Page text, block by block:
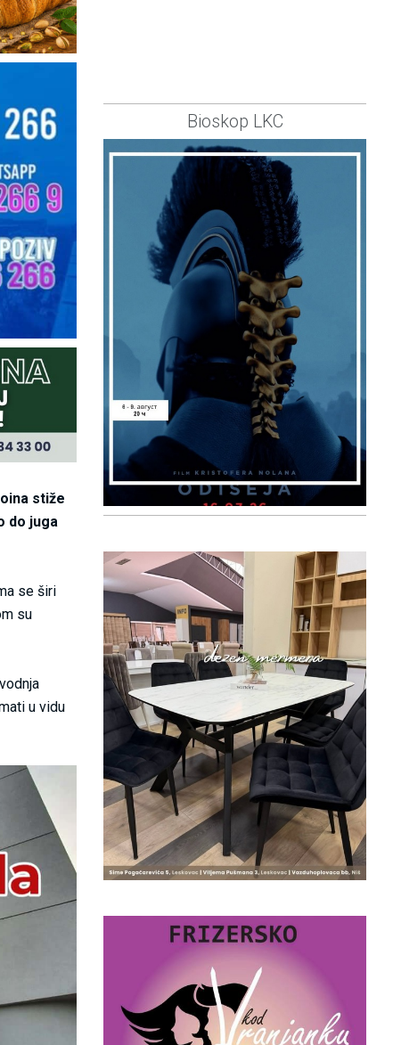
stiže
do juga
se širi
su
u vidu
Bioskop LKC